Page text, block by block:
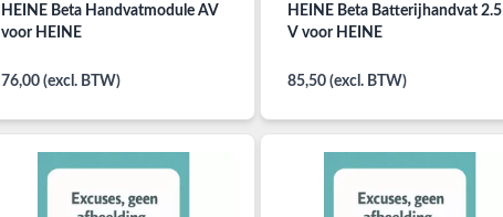
HEINE Beta Handvatmodule AV
voor HEINE
76,00 (excl. BTW)
HEINE Beta Batterijhandvat 2.5
V voor HEINE
85,50 (excl. BTW)